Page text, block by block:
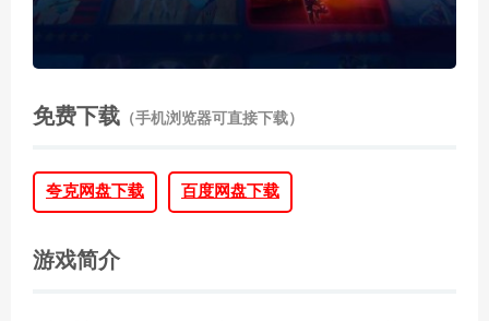
免费下载 （手机浏览器可直接下载）
夸克网盘下载 百度网盘下载
游戏简介